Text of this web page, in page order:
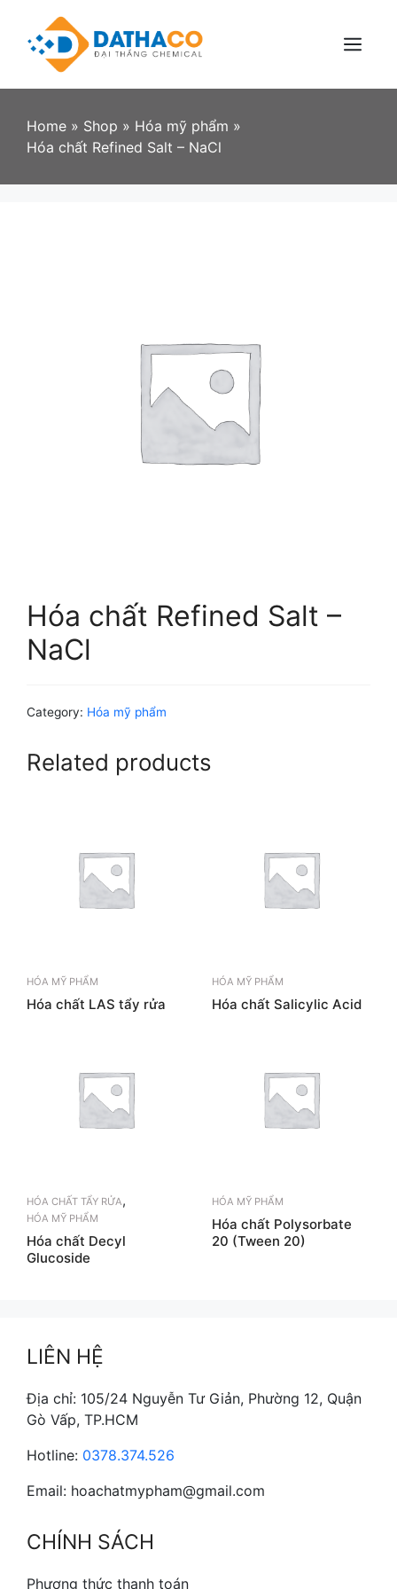
content
Menu
Home » Shop » Hóa mỹ phẩm »
Hóa chất Refined Salt – NaCl
Hóa chất Refined Salt –
NaCl
Category: Hóa mỹ phẩm
Related products
HÓA MỸ PHẨM
Hóa chất LAS tẩy rửa
HÓA MỸ PHẨM
Hóa chất Salicylic Acid
HÓA CHẤT TẨY RỬA,
HÓA MỸ PHẨM
Hóa chất Decyl
Glucoside
HÓA MỸ PHẨM
Hóa chất Polysorbate
20 (Tween 20)
LIÊN HỆ
Địa chỉ: 105/24 Nguyễn Tư Giản, Phường 12, Quận
Gò Vấp, TP.HCM
Hotline: 0378.374.526
Email: hoachatmypham@gmail.com
CHÍNH SÁCH
Phương thức thanh toán